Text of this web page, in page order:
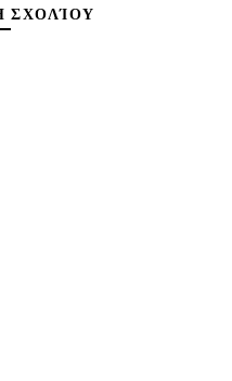
ΣΧΟΛΊΟΥ